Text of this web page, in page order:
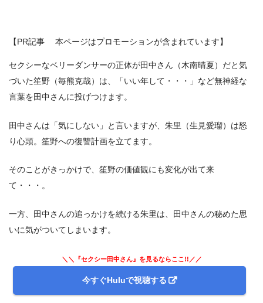
【PR記事 本ページはプロモーションが含まれています】
セクシーなベリーダンサーの正体が田中さん（木南晴夏）だと気
づいた笙野（毎熊克哉）は、「いい年して・・・」など無神経な
言葉を田中さんに投げつけます。
田中さんは「気にしない」と言いますが、朱里（生見愛瑠）は怒
り心頭。笙野への復讐計画を立てます。
そのことがきっかけで、笙野の価値観にも変化が出て来
て・・・。
一方、田中さんの追っかけを続ける朱里は、田中さんの秘めた思
いに気がついてしまいます。
＼＼『セクシー田中さん』を見るならここ!!／／
今すぐHuluで視聴する